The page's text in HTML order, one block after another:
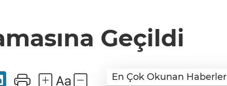
Geçildi
En Çok Okunan Haberler